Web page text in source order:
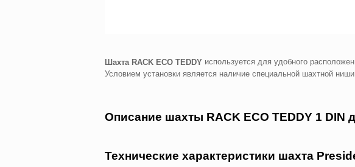
Шахта RACK ECO TEDDY используется для удобного
Условием установки является наличие специальной шахтной
Описание шахты RACK ECO TEDDY 1 DIN
Технические характеристики шахта